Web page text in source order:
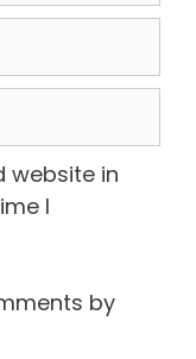
website in
I
by